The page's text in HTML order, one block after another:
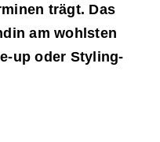
trägt. Das
am wohlsten
up oder Styling-